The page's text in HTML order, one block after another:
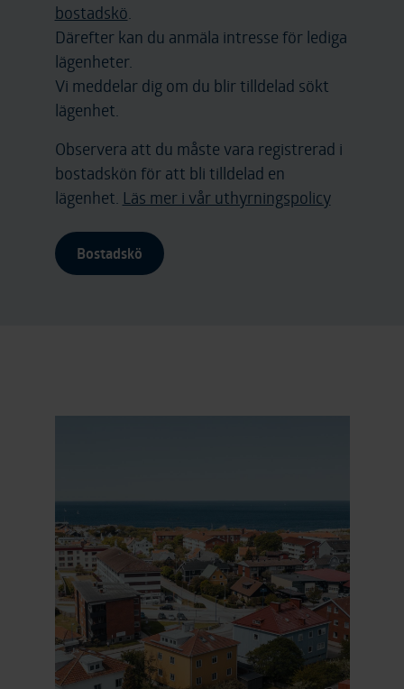
bostadskö.
Därefter kan du anmäla intresse för lediga
lägenheter.
Vi meddelar dig om du blir tilldelad sökt
lägenhet.
Observera att du måste vara registrerad i
bostadskön för att bli tilldelad en
lägenhet. Läs mer i vår uthyrningspolicy
Bostadskö